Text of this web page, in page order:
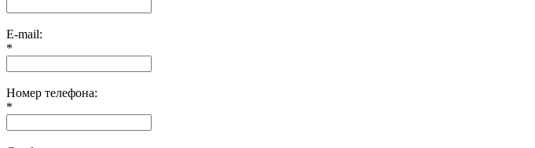
E-mail:
*
Номер телефона:
*